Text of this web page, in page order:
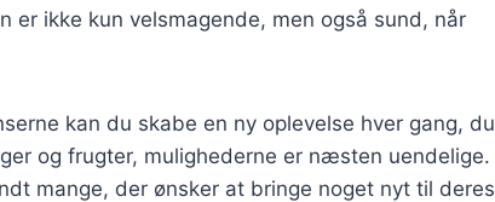
er ikke kun velsmagende, men også sund, når
kan du skabe en ny oplevelse hver gang, du
og frugter, mulighederne er næsten uendelige.
mange, der ønsker at bringe noget nyt til deres